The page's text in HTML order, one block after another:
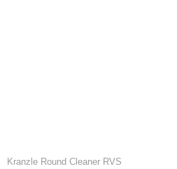
Kranzle Round Cleaner RVS